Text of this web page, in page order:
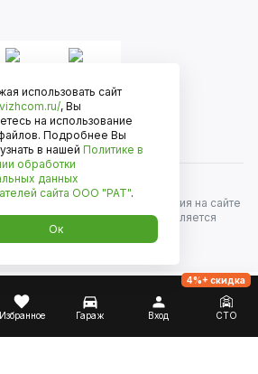
магазинов автозапчастей
и иномарок. Информация на сайте
характер и не является
положениями
РФ. Все права защищены.
Избранное Гараж Вход СТО
4%+ скидка
использовать сайт
, Вы
на использование
Подробнее Вы
в нашей Политике в
обработки
данных
сайта ООО "РАТ".
Ок